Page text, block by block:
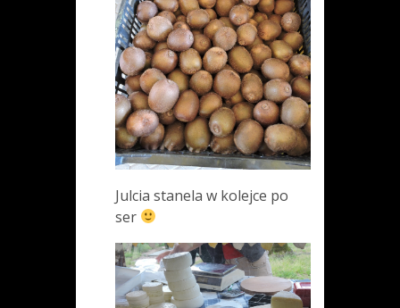
Julcia stanela w kolejce po
ser